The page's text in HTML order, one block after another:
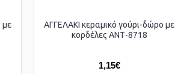
με
ΑΓΓΕΛΑΚΙ κεραμικό γούρι-δώρο με
κορδέλες ΑΝΤ-8718
1,15€